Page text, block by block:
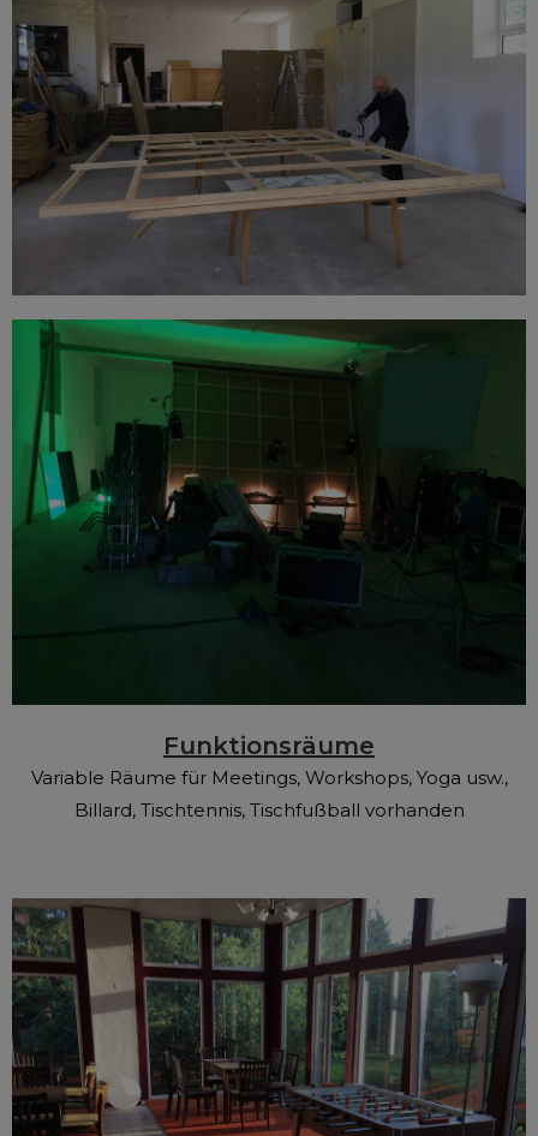
Funktionsräume
Variable Räume für Meetings, Workshops, Yoga usw.,
Billard, Tischtennis, Tischfußball vorhanden